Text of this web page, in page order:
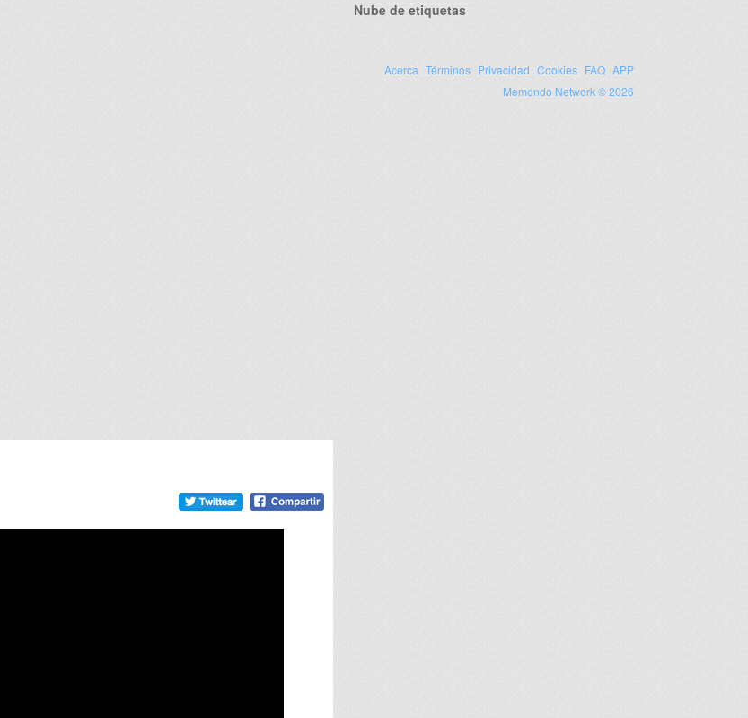
Nube de etiquetas
Acerca Términos Privacidad Cookies FAQ APP
Memondo Network © 2026